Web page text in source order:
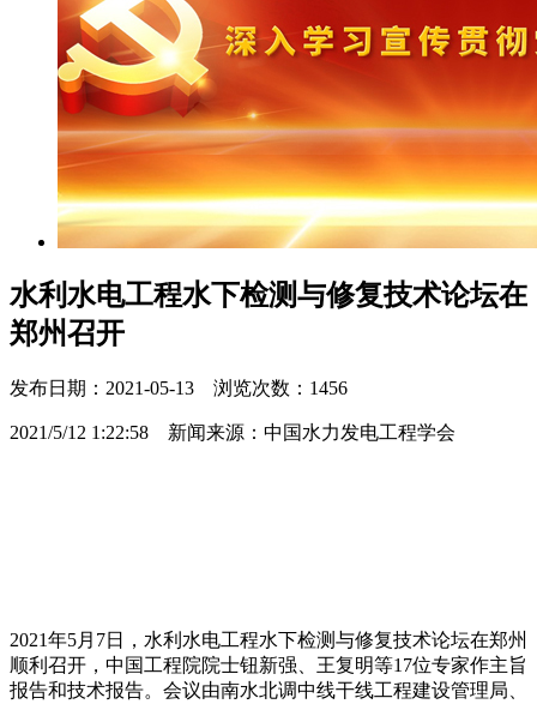
水利水电工程水下检测与修复技术论坛在
郑州召开
发布日期：2021-05-13 浏览次数：1456
2021/5/12 1:22:58 新闻来源：中国水力发电工程学会
2021年5月 7日，水利水电工程水下检测与修复技术论坛在郑州
顺利召开，中国工程院院士钮新强、王复明等17位专家作主旨
报告和技术报告。会议由南水北调中线干线工程建设管理局、